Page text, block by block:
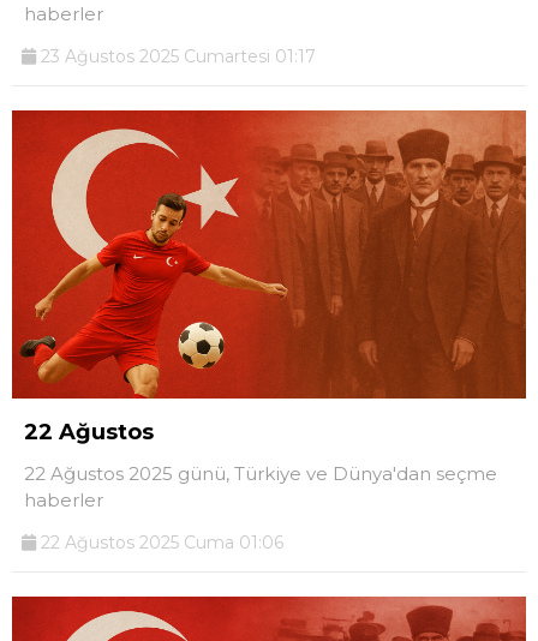
haberler
23 Ağustos 2025 Cumartesi 01:17
22 Ağustos
22 Ağustos 2025 günü, Türkiye ve Dünya'dan seçme
haberler
22 Ağustos 2025 Cuma 01:06